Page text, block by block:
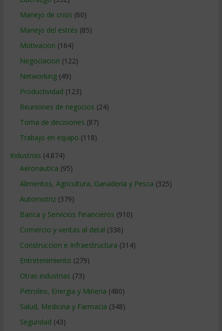
Manejo de crisis (60)
Manejo del estrés (85)
Motivacion (164)
Negociacion (122)
Networking(49)
Productividad (123)
Reuniones de negocios (24)
Toma de decisiones (87)
Trabajo en equipo (118)
Industrias (4.874)
Aeronautica (95)
Alimentos, Agricultura, Ganaderia y Pesca (325)
Automotriz(379)
Banca y Servicios Financieros (910)
Comercio y ventas al detal (336)
Construccion e Infraestructura (314)
Entretenimiento (279)
Otras industrias (73)
Petroleo, Energia y Mineria (480)
Salud, Medicina y Farmacia (348)
Seguridad (43)